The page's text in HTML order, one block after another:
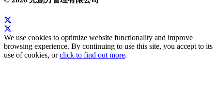
We use cookies to optimize website functionality and improve
browsing experience. By continuing to use this site, you accept to its
use of cookies, orclick to find out more.